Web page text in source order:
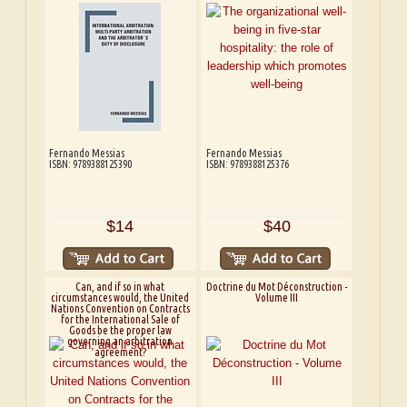
Fernando Messias
ISBN: 9789388125390
$14
Fernando Messias
ISBN: 9789388125376
$40
Can, and if so in what
circumstances would, the United
Nations Convention on Contracts
for the International Sale of
Goods be the proper law
governing an arbitration
agreement?
Doctrine du Mot Déconstruction -
Volume III